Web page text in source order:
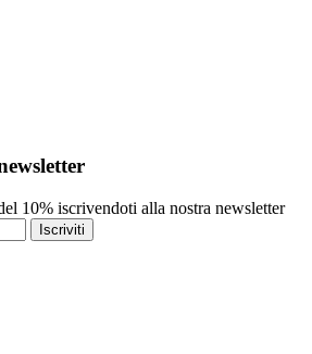
10% iscrivendoti alla nostra newsletter
Iscriviti